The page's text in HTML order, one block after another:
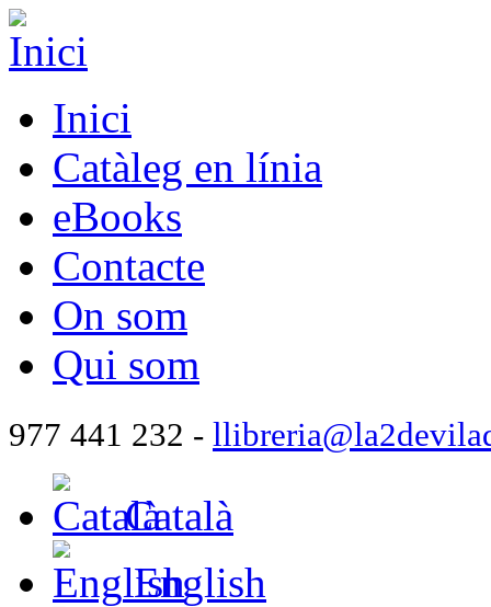
Inici
Catàleg en línia
eBooks
Contacte
On som
Qui som
977 441 232 -
Català
English